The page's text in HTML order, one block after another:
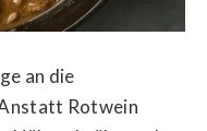
an die
Rotwein